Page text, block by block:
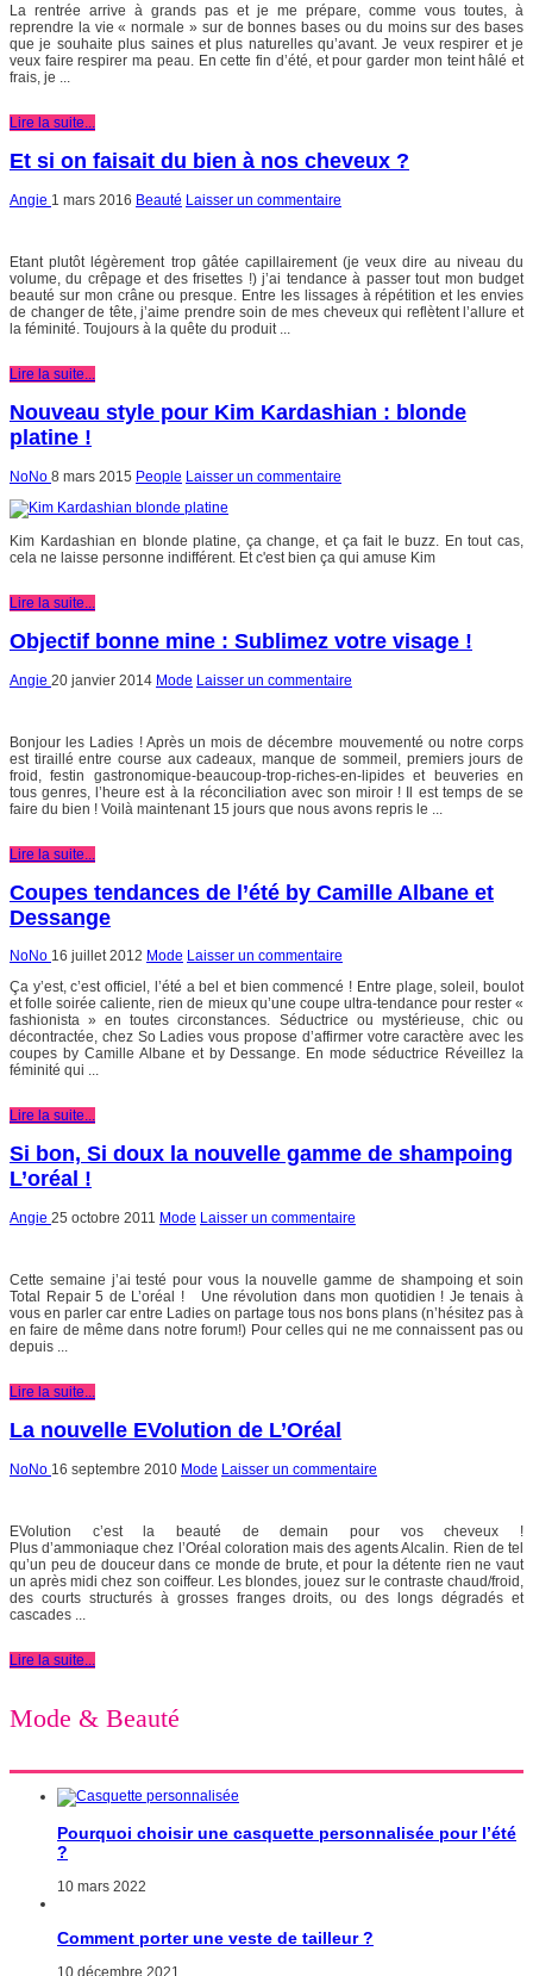
La rentrée arrive à grands pas et je me prépare, comme vous toutes, à
reprendre la vie « normale » sur de bonnes bases ou du moins sur des bases
que je souhaite plus saines et plus naturelles qu’avant. Je veux respirer et je
veux faire respirer ma peau. En cette fin d’été, et pour garder mon teint hâlé et
frais, je ...
Lire la suite...
Et si on faisait du bien à nos cheveux ?
Angie 1 mars 2016 Beauté Laisser un commentaire
Etant plutôt légèrement trop gâtée capillairement (je veux dire au niveau du
volume, du crêpage et des frisettes !) j’ai tendance à passer tout mon budget
beauté sur mon crâne ou presque. Entre les lissages à répétition et les envies
de changer de tête, j’aime prendre soin de mes cheveux qui reflètent l’allure et
la féminité. Toujours à la quête du produit ...
Lire la suite...
Nouveau style pour Kim Kardashian : blonde
platine !
NoNo 8 mars 2015 People Laisser un commentaire
Kim Kardashian en blonde platine, ça change, et ça fait le buzz. En tout cas,
cela ne laisse personne indifférent. Et c'est bien ça qui amuse Kim
Lire la suite...
Objectif bonne mine : Sublimez votre visage !
Angie 20 janvier 2014 Mode Laisser un commentaire
Bonjour les Ladies ! Après un mois de décembre mouvementé ou notre corps
est tiraillé entre course aux cadeaux, manque de sommeil, premiers jours de
froid, festin gastronomique-beaucoup-trop-riches-en-lipides et beuveries en
tous genres, l’heure est à la réconciliation avec son miroir ! Il est temps de se
faire du bien ! Voilà maintenant 15 jours que nous avons repris le ...
Lire la suite...
Coupes tendances de l’été by Camille Albane et
Dessange
NoNo 16 juillet 2012 Mode Laisser un commentaire
Ça y’est, c’est officiel, l’été a bel et bien commencé ! Entre plage, soleil, boulot
et folle soirée caliente, rien de mieux qu’une coupe ultra-tendance pour rester «
fashionista » en toutes circonstances. Séductrice ou mystérieuse, chic ou
décontractée, chez So Ladies vous propose d’affirmer votre caractère avec les
coupes by Camille Albane et by Dessange. En mode séductrice Réveillez la
féminité qui ...
Lire la suite...
Si bon, Si doux la nouvelle gamme de shampoing
L’oréal !
Angie 25 octobre 2011 Mode Laisser un commentaire
Cette semaine j’ai testé pour vous la nouvelle gamme de shampoing et soin
Total Repair 5 de L’oréal ! Une révolution dans mon quotidien ! Je tenais à
vous en parler car entre Ladies on partage tous nos bons plans (n’hésitez pas à
en faire de même dans notre forum!) Pour celles qui ne me connaissent pas ou
depuis ...
Lire la suite...
La nouvelle EVolution de L’Oréal
NoNo 16 septembre 2010 Mode Laisser un commentaire
EVolution c’est la beauté de demain pour vos cheveux !
Plus d’ammoniaque chez l’Oréal coloration mais des agents Alcalin. Rien de tel
qu’un peu de douceur dans ce monde de brute, et pour la détente rien ne vaut
un après midi chez son coiffeur. Les blondes, jouez sur le contraste chaud/froid,
des courts structurés à grosses franges droits, ou des longs dégradés et
cascades ...
Lire la suite...
Mode & Beauté
Pourquoi choisir une casquette personnalisée pour l’été
?
10 mars 2022
Comment porter une veste de tailleur ?
10 décembre 2021